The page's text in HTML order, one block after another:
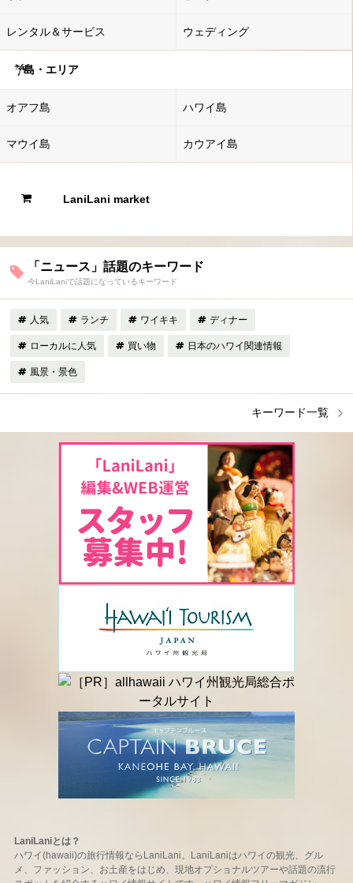
レンタル＆サービス ウェディング
島・エリア
オアフ島 ハワイ島
マウイ島 カウアイ島
LaniLani market
「ニュース」話題のキーワード
今LaniLaniで話題になっているキーワード
人気 ランチ ワイキキ ディナー
ローカルに人気 買い物 日本のハワイ関連情報
風景・景色
キーワード一覧
LaniLaniとは？
ハワイ(hawaii)の旅行情報ならLaniLani。LaniLaniはハワイの観光、グル
メ、ファッション、お土産をはじめ、現地オプショナルツアーや話題の流行